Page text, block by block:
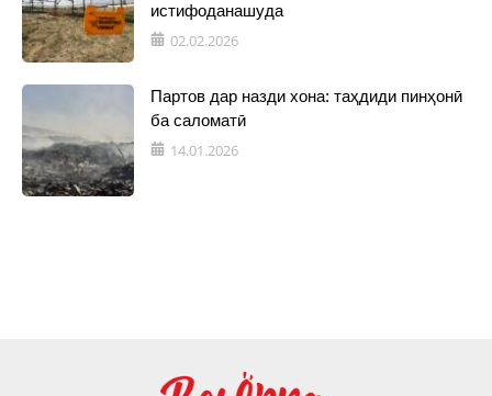
истифоданашуда
02.02.2026
Партов дар назди хона: таҳдиди пинҳонӣ
ба саломатӣ
14.01.2026